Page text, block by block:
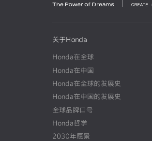
关于Honda
Honda在全球
Honda在中国
Honda在全球的发展史
Honda在中国的发展史
全球品牌口号
Honda哲学
2030年愿景